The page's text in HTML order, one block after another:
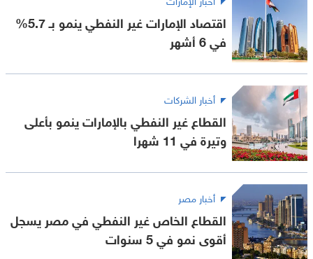
اقتصاد الإمارات غير النفطي ينمو بـ 5.7%
في 6 أشهر
أخبار الشركات
القطاع غير النفطي بالإمارات ينمو بأعلى
وتيرة في 11 شهرا
أخبار مصر
القطاع الخاص غير النفطي في مصر يسجل
أقوى نمو في 5 سنوات